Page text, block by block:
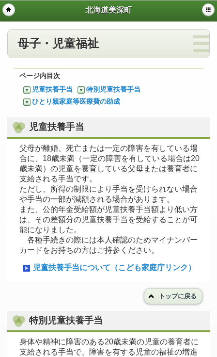
北海道美深町
母子・児童福祉
ページ内目次
児童扶養手当
特別児童扶養手当
ひとり親家庭等医療費の助成
児童扶養手当
父母が離婚、死亡または一定の障害を有している場
合に、18歳未満（一定の障害を有している場合は20
歳未満）の児童を養育している父母または養育者に
支給される手当です。
ただし、所得の制限により手当を受けられない場合
や手当の一部が減額される場合があります。
また、公的年金受給額が児童扶養手当額より低い方
は、その差額分の児童扶養手当を受給することが可
能になりました。
各種手続きの際には本人確認のためマイナンバー
カードをお持ちの方はご持参ください。
児童扶養手当について（こども家庭庁リンク）
トップに戻る
特別児童扶養手当
身体や精神に障害のある20歳未満の児童の養育者に
支給される手当で、障害を有する児童の福祉の増進